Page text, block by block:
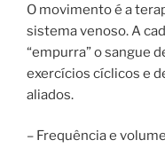
O movimento é a
sistema venoso. A
“empurra” o sangue
exercícios cíclicos e
aliados.
– Frequência e